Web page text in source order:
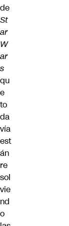
de
St
ar
W
ar
s
qu
e
to
da
vía
est
án
re
sol
vie
nd
o